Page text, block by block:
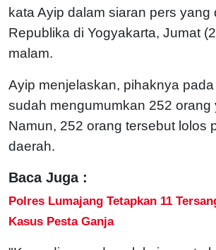
kata Ayip dalam siaran pers yang
Republika di Yogyakarta, Jumat
malam.
Ayip menjelaskan, pihaknya
sudah mengumumkan 252 orang
Namun, 252 orang tersebut lolos
daerah.
Baca Juga :
Polres Lumajang Tetapkan 11
Kasus Pesta Ganja